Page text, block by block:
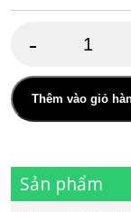
- Co
ống
nối
số
lượng
Thêm vào giỏ
Sản phẩm